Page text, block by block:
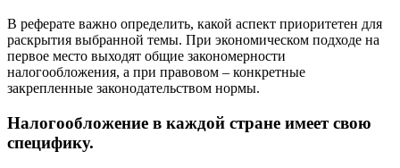
В реферате важно определить, какой аспект приоритетен для
раскрытия выбранной темы. При экономическом подходе на
первое место выходят общие закономерности
налогообложения, а при правовом – конкретные
закрепленные законодательством нормы.
Налогообложение в каждой стране имеет свою
специфику.